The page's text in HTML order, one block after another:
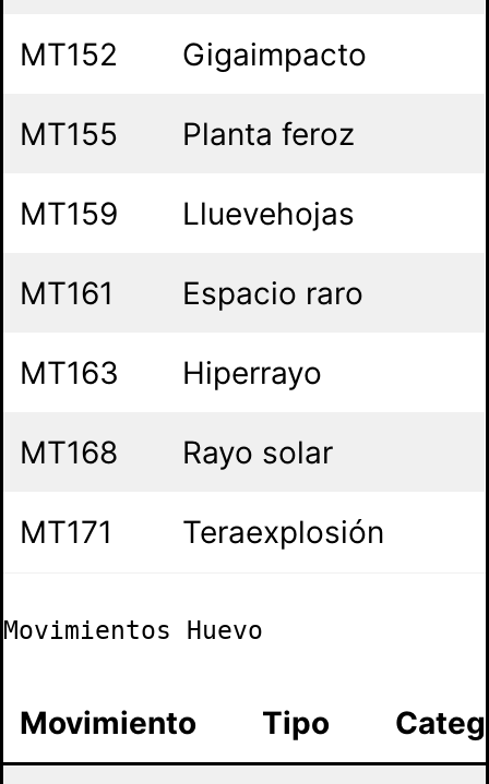
MT152 Gigaimpacto
MT155 Planta feroz
MT159 Lluevehojas
MT161 Espacio raro
MT163 Hiperrayo
MT168 Rayo solar
MT171 Teraexplosión
Movimientos Huevo
Movimiento Tipo